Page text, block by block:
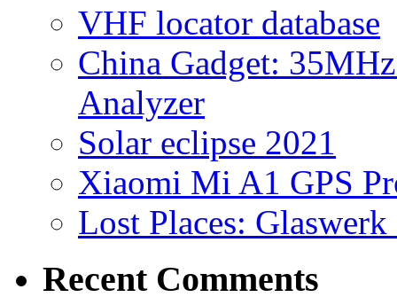
VHF locator database
China Gadget:
Analyzer
Solar eclipse 2021
Xiaomi Mi A1 GPS
Lost Places:
Recent Comments